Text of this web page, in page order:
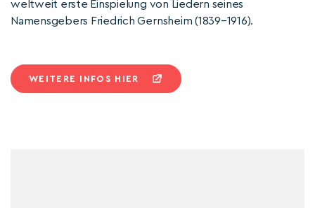
weltweit erste Einspielung von Liedern seines
Namensgebers Friedrich Gernsheim (1839–1916).
WEITERE INFOS HIER